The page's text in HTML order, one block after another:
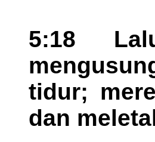
5:18
tidur;
dan